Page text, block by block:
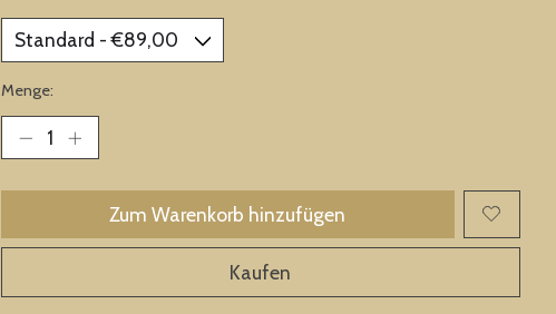
Menge:
Zum Warenkorb hinzufügen
Kaufen